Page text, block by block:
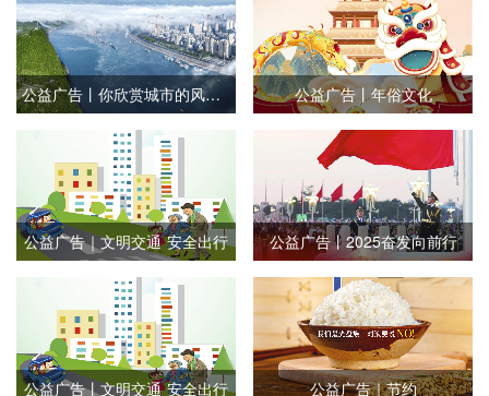
公益广告丨你欣赏城市的风景 城市欣赏你的文明 公益广告丨年俗文化
公益广告｜文明交通 安全出行 公益广告丨2025奋发向前行
公益广告丨文明交通 安全出行 公益广告｜节约